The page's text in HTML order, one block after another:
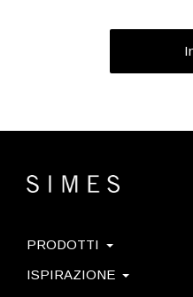
PRODOTTI
ISPIRAZIONE